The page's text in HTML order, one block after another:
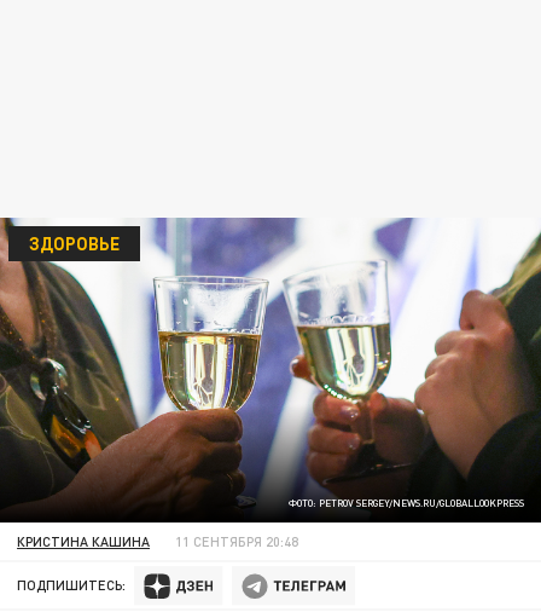
ФОТО: PETROV SERGEY/NEWS.RU/GLOBALLOOKPRESS
ЗДОРОВЬЕ
КРИСТИНА КАШИНА 11 СЕНТЯБРЯ 20:48
ПОДПИШИТЕСЬ: